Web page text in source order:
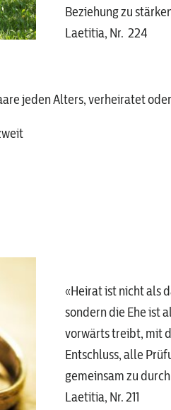
Beziehung zu
Laetitia, Nr. 224
jeden Alters, verheiratet
«Heirat ist nicht als
sondern die Ehe ist
vorwärts treibt, mit
Entschluss, alle
gemeinsam zu
Laetitia, Nr. 211